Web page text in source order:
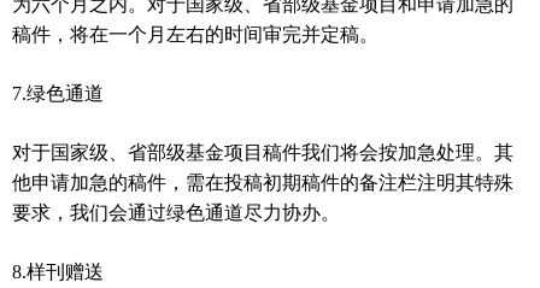
为六个月之内。对于国家级、省部级基金项目和申请加急的
稿件，将在一个月左右的时间审完并定稿。
7.绿色通道
对于国家级、省部级基金项目稿件我们将会按加急处理。其
他申请加急的稿件，需在投稿初期稿件的备注栏注明其特殊
要求，我们会通过绿色通道尽力协办。
8.样刊赠送